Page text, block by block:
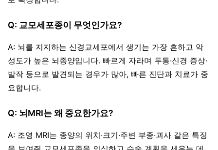
Q: 교모세포종이 무엇인가요?
A: 뇌를 지지하는 신경교세포에서 생기는 가장 흔하고 악
성도가 높은 뇌종양입니다. 빠르게 자라며 두통·신경 증상·
발작 등으로 발견되는 경우가 많아, 빠른 진단과 치료가 중
요합니다.
Q: 뇌MRI는 왜 중요한가요?
A: 조영 MRI는 종양의 위치·크기·주변 부종·괴사 같은 특징